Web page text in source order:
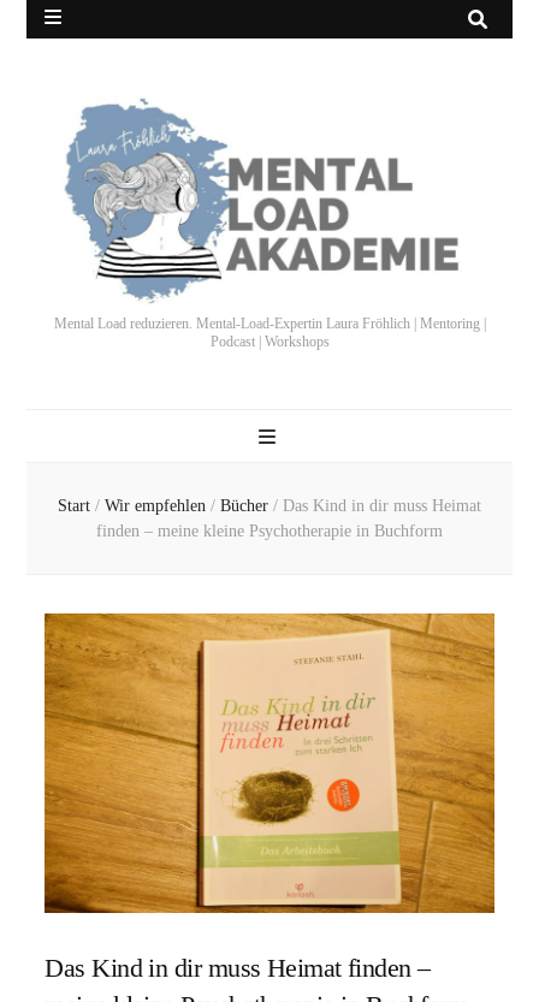
Mental Load reduzieren. Mental-Load-Expertin Laura Fröhlich | Mentoring |
Podcast | Workshops
Start / Wir empfehlen / Bücher / Das Kind in dir muss Heimat
finden – meine kleine Psychotherapie in Buchform
Das Kind in dir muss Heimat finden –